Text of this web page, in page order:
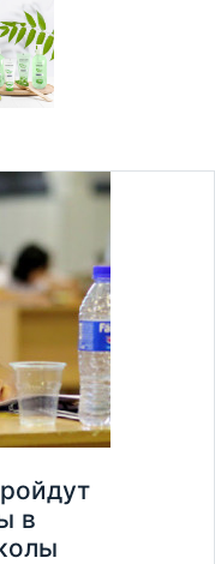
в